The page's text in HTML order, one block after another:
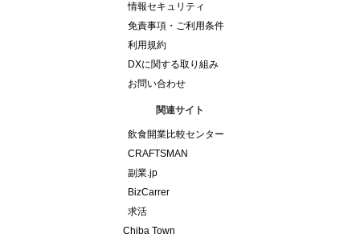
情報セキュリティ
免責事項・ご利用条件
利用規約
DXに関する取り組み
お問い合わせ
関連サイト
飲食開業比較センター
CRAFTSMAN
副業.jp
BizCarrer
求活
Chiba Town